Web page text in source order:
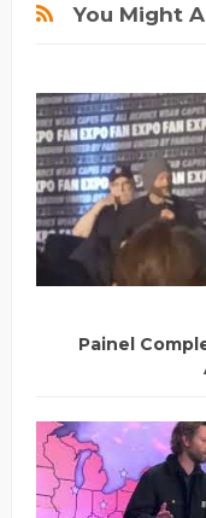
You Might
Painel